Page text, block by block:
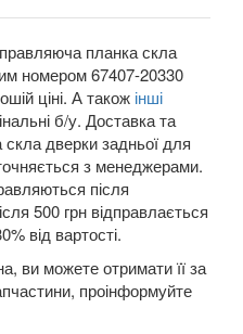
keyboard_arrow_down
keyboard_arrow_down
keyboard_arrow_down
keyboard_arrow_down
планка скла
номером 67407-20330
ціні. А також інші
б/у. Доставка та
дверки задньої для
з менеджерами.
після
500 грн відправлається
від вартості.
ви можете отримати її за
проінформуйте